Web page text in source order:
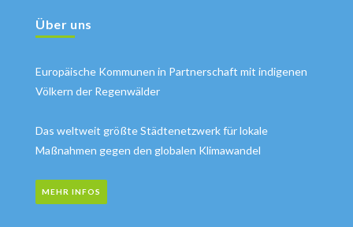
Über uns
Europäische Kommunen in Partnerschaft mit indigenen
Völkern der Regenwälder
Das weltweit größte Städtenetzwerk für lokale
Maßnahmen gegen den globalen Klimawandel
MEHR INFOS